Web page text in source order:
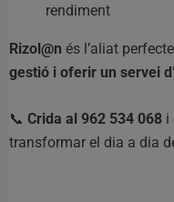
rendiment
Rizol@n és l’aliat
gestió i oferir un servei
📞 Crida al 962 534 068 i
transformar el dia a dia